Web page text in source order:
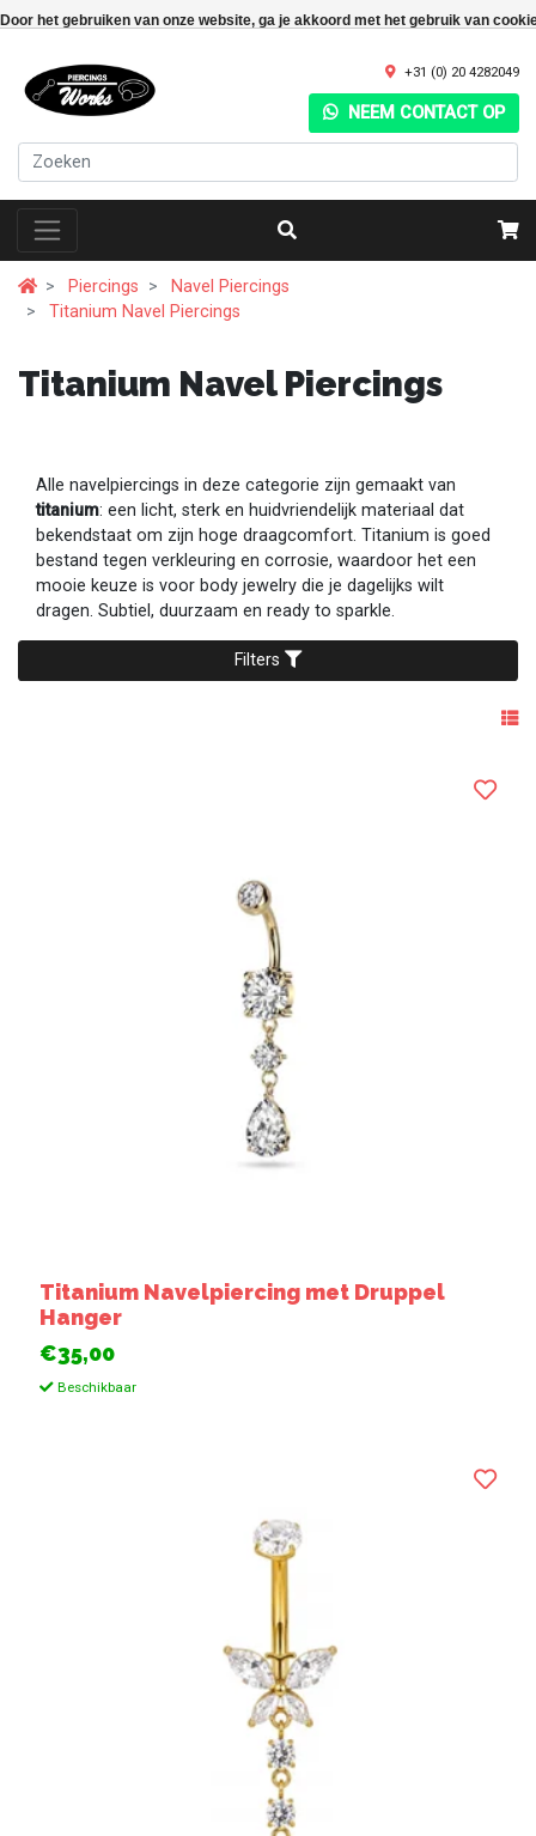
Door het gebruiken van onze website, ga je akkoord met het gebruik van
+31 (0) 20 4282049
NEEM CONTACT OP
Piercings
Navel Piercings
Titanium Navel Piercings
Titanium Navel Piercings
Alle navelpiercings in deze categorie zijn gemaakt van
titanium: een licht, sterk en huidvriendelijk materiaal dat
bekendstaat om zijn hoge draagcomfort. Titanium is goed
bestand tegen verkleuring en corrosie, waardoor het een
mooie keuze is voor body jewelry die je dagelijks wilt
dragen. Subtiel, duurzaam en ready to sparkle.
Filters
Titanium Navelpiercing met Druppel
Hanger
€35,00
Beschikbaar